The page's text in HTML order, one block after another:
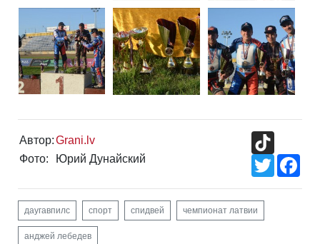
Автор:Grani.lv
Фото:
Юрий Дунайский
Twitter
даугавпилс спорт спидвей чемпионат латвии
анджей лебедев